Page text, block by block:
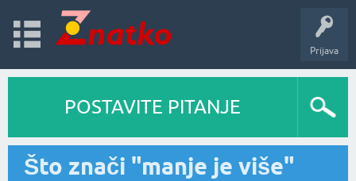
Prijava
POSTAVITE PITANJE
Što znači "manje je više"